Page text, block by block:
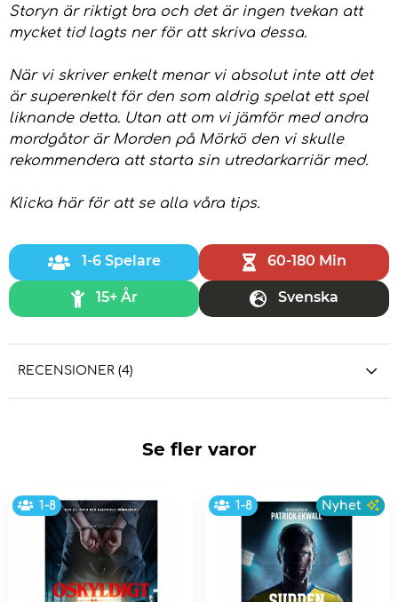
Storyn är riktigt bra och det är ingen tvekan att
mycket tid lagts ner för att skriva dessa.
När vi skriver enkelt menar vi absolut inte att det
är superenkelt för den som aldrig spelat ett spel
liknande detta. Utan att om vi jämför med andra
mordgåtor är Morden på Mörkö den vi skulle
rekommendera att starta sin utredarkarriär med.
Klicka härför att se alla våra tips.
1-6 Spelare 60-180 Min
15+ År Svenska
RECENSIONER (4)
Se fler varor
1-8 1-8 Nyhet